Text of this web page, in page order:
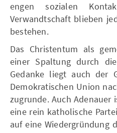
engen sozialen
Verwandtschaft blieben
bestehen.
Das Christentum als
einer Spaltung durch
Gedanke liegt auch der
Demokratischen Union
zugrunde. Auch Adenauer
eine rein katholische
auf eine Wiedergründung